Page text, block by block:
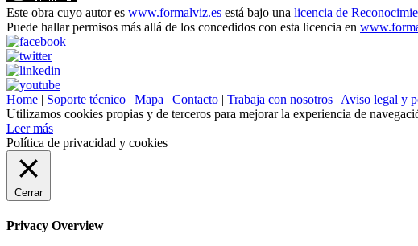
Este obra cuyo autor es www.formalviz.es está bajo una licencia de
Puede hallar permisos más allá de los concedidos con esta licencia en
Home | Soporte técnico | Mapa | Contacto | Trabaja con nosotros | Aviso legal y
Utilizamos cookies propias y de terceros para mejorar la experiencia de
Leer más
Política de privacidad y cookies
Cerrar
Privacy Overview